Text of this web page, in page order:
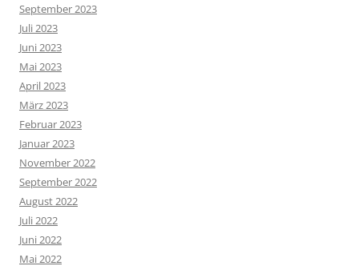
September 2023
Juli 2023
Juni 2023
Mai 2023
April 2023
März 2023
Februar 2023
Januar 2023
November 2022
September 2022
August 2022
Juli 2022
Juni 2022
Mai 2022